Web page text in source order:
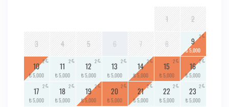
1 2
3 4 5 6 7 8 9
₺ 5,000
2
10
₺ 5,000
2 11
₺ 5,000
2 12
₺ 5,000
2 13
₺ 5,000
2 14
₺ 5,000
2 15
₺ 5,000
2 16
₺ 5,000
2
17
₺ 5,000
2 18
₺ 5,000
2 19
₺ 5,000
2 20
₺ 5,000
2 21
₺ 5,000
2 22
₺ 5,000
2 23
₺ 5,000
2